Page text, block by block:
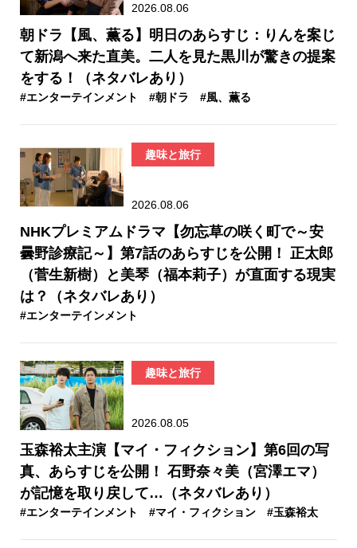
2026.08.06
朝ドラ【風、薫る】明日のあらすじ：​りんを案じ
て新潟へ来た直美。二人を見た黒川が驚きの提案
をする！（ネタバレあり）
#エンターテインメント #朝ドラ #風、薫る
趣味と旅行
2026.08.06
NHKプレミアムドラマ【勿忘草の咲く町で～安
曇野診療記～】第7話のあらすじを公開！ 正太郎
（菅生新樹）と美琴（福本莉子）が直面する現実
は？（ネタバレあり）
#エンターテインメント
趣味と旅行
2026.08.05
玉森裕太主演【マイ・フィクション】第6回の写
真、あらすじを公開！ 石野奈々美（宮澤エマ）
が記憶を取り戻して…（ネタバレあり）
#エンターテインメント #マイ・フィクション #玉森裕太